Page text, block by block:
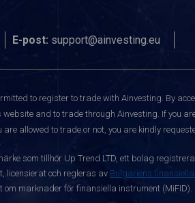
E-post: support@ainvesting.eu
to register to trade with Ainvesting. By
website and to trade through Ainvesting. If you
allowed to trade or not, you are kindly
som tillhör Up Trend LTD, ett bolag
licensierat och regleras av Bulgariens
marknader för finansiella instrument (MiFID).